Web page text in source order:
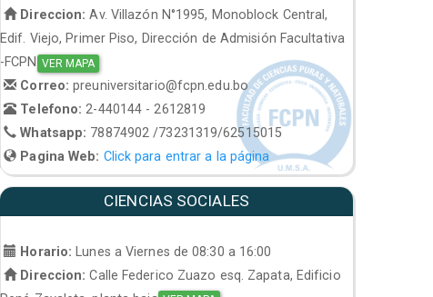
Direccion: Av. Villazón N°1995, Monoblock Central,
Edif. Viejo, Primer Piso, Dirección de Admisión Facultativa
-FCPN VER MAPA
Correo:preuniversitario@fcpn.edu.bo
Telefono:2-440144 - 2612819
Whatsapp: 78874902 /73231319/62515015
Pagina Web: Click para entrar a la página
CIENCIAS SOCIALES
Horario:
Lunes a Viernes de 08:30 a 16:00
Direccion: Calle Federico Zuazo esq. Zapata, Edificio